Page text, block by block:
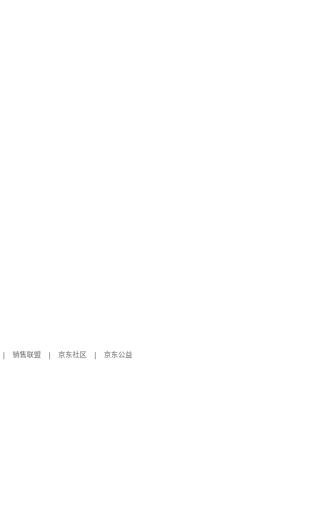
销售联盟 京东社区
京东公益